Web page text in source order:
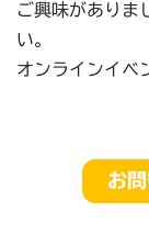
ご興味がありま
い。
オンラインイベ
お